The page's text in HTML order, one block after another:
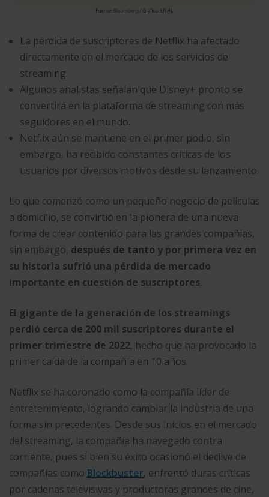
La pérdida de suscriptores de Netflix ha afectado
directamente en el mercado de los servicios de
streaming.
Algunos analistas señalan que Disney+ pronto se
convertirá en la plataforma de streaming con más
seguidores en el mundo.
Netflix aún se mantiene en el primer podio, sin
embargo, ha recibido constantes críticas de los
usuarios por diversos motivos desde su lanzamiento.
Lo que comenzó como un pequeño negocio de películas
a domicilio, se convirtió en la pionera de una nueva
forma de crear contenido para las grandes compañías,
sin embargo, después de tanto y por primera vez en
su historia sufrió una pérdida de mercado
importante en cuestión de suscriptores.
El gigante de la generación de los streamings
perdió cerca de 200 mil suscriptores durante el
primer trimestre de 2022, hecho que ha provocado la
primer caída de la compañía en 10 años.
Netflix se ha coronado como la compañía líder de
entretenimiento, logrando cambiar la industria de una
forma sin precedentes. Desde sus inicios en el mercado
del streaming, la compañía ha navegado contra
corriente, pues si bien su éxito ocasionó el declive de
compañías como Blockbuster, enfrentó duras críticas
por cadenas televisivas y productoras grandes de cine,